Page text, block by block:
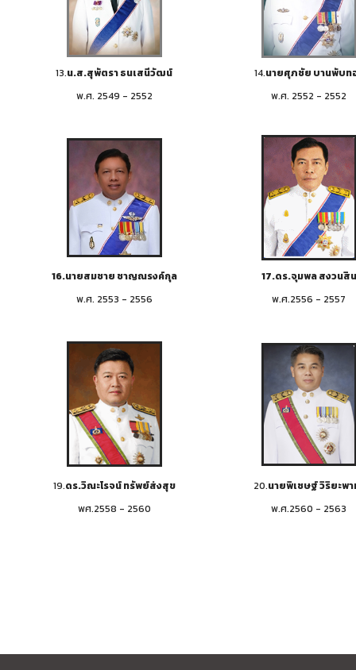
13.น.ส.สุพัตรา ธนเสนีวัฒน์ 14.นายศุภชัย บานพับท
พ.ศ. 2549 - 2552
พ.ศ. 2552 - 2552
16.นายสมชาย ชาญณรงค์กุล
17.ดร.จุมพล สงวนสิน
พ.ศ. 2553 - 2556
พ.ศ.2556 - 2557
19.ดร.วิณะโรจน์ ทรัพย์ส่งสุข 20.นายพิเชษฐ์ วิริยะพา
พศ.2558 - 2560
พ.ศ.2560 - 2563